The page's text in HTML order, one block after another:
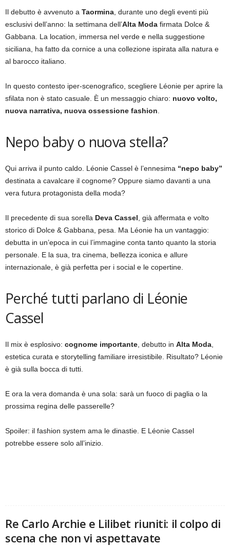
Il debutto è avvenuto a Taormina , durante uno degli eventi più
esclusivi dell’anno: la settimana dell’Alta Moda firmata Dolce &
Gabbana. La location, immersa nel verde e nella suggestione
siciliana, ha fatto da cornice a una collezione ispirata alla natura e
al barocco italiano.
In questo contesto iper-scenografico, scegliere Léonie per aprire la
sfilata non è stato casuale. È un messaggio chiaro: nuovo volto,
nuova narrativa, nuova ossessione fashion
Nepo baby o nuova stella?
Qui arriva il punto caldo. Léonie Cassel è l’ennesima “nepo baby”
destinata a cavalcare il cognome? Oppure siamo davanti a una
vera futura protagonista della moda?
Il precedente di sua sorella Deva Cassel , già affermata e volto
storico di Dolce & Gabbana, pesa. Ma Léonie ha un vantaggio:
debutta in un’epoca in cui l’immagine conta tanto quanto la storia
personale. E la sua, tra cinema, bellezza iconica e allure
internazionale, è già perfetta per i social e le copertine.
Perché tutti parlano di Léonie
Cassel
Il mix è esplosivo: cognome importante , debutto in Alta Moda
estetica curata e storytelling familiare irresistibile. Risultato? Léonie
è già sulla bocca di tutti.
E ora la vera domanda è una sola: sarà un fuoco di paglia o la
prossima regina delle passerelle?
Spoiler: il fashion system ama le dinastie. E Léonie Cassel
potrebbe essere solo all’inizio.
Re Carlo Archie e Lilibet riuniti: il colpo di
scena che non vi aspettavate